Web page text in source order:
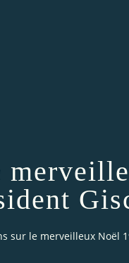
sur le merveilleux Noël